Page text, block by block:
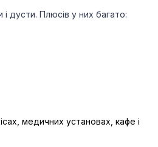
дусти. Плюсів у них багато:
медичних установах, кафе і